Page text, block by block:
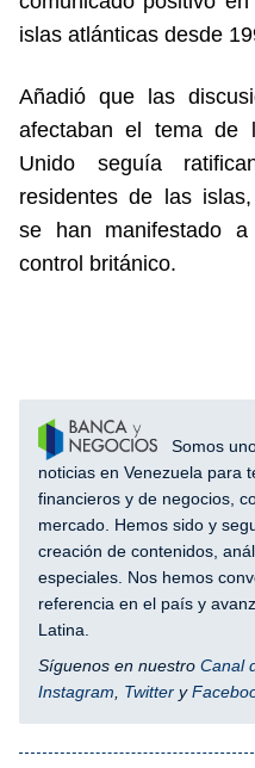
islas atlánticas desde
Añadió que las
afectaban el tema de
Unido seguía
residentes de las
se han manifestado
control británico.
Somos
noticias en Venezuela para
financieros y de negocios,
mercado. Hemos sido y
creación de contenidos,
especiales. Nos hemos
referencia en el país y
Latina.
Síguenos en nuestro Canal
Instagram, Twitter y